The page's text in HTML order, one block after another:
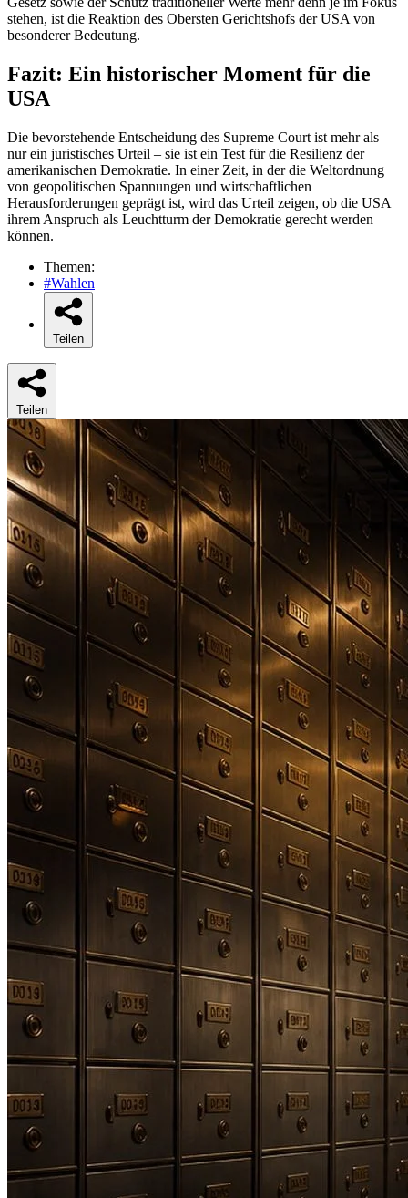
stehen, ist die Reaktion des Obersten Gerichtshofs der USA von
besonderer Bedeutung.
Fazit: Ein historischer Moment für die
USA
Die bevorstehende Entscheidung des Supreme Court ist mehr als
nur ein juristisches Urteil – sie ist ein Test für die Resilienz der
amerikanischen Demokratie. In einer Zeit, in der die Weltordnung
von geopolitischen Spannungen und wirtschaftlichen
Herausforderungen geprägt ist, wird das Urteil zeigen, ob die USA
ihrem Anspruch als Leuchtturm der Demokratie gerecht werden
können.
Themen:
#Wahlen
Teilen
Teilen